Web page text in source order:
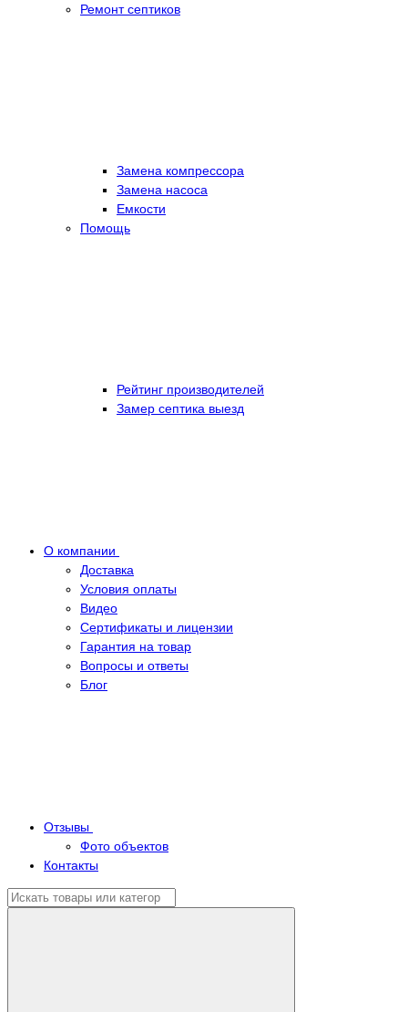
Ремонт септиков
Замена компрессора
Замена насоса
Емкости
Помощь
Рейтинг производителей
Замер септика выезд
О компании
Доставка
Условия оплаты
Видео
Сертификаты и лицензии
Гарантия на товар
Вопросы и ответы
Блог
Отзывы
Фото объектов
Контакты